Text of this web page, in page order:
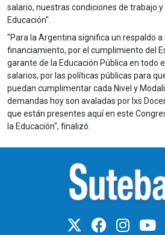
salario, nuestras condiciones de trabajo y
Educación".
"Para la Argentina significa un respaldo
financiamiento, por el cumplimiento del
garante de la Educación Pública en todo
salarios, por las políticas públicas para
puedan cumplimentar cada Nivel y
demandas hoy son avaladas por lxs
que están presentes aquí en este
la Educación", finalizó.